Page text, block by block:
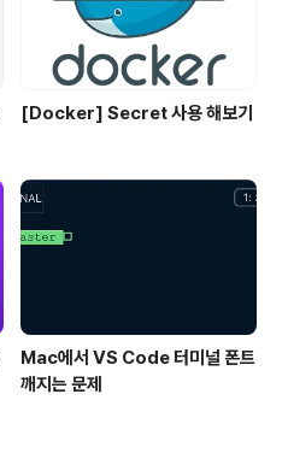
[Docker] Secret 사용 해보기
Mac에서 VS Code 터미널 폰트
깨지는 문제